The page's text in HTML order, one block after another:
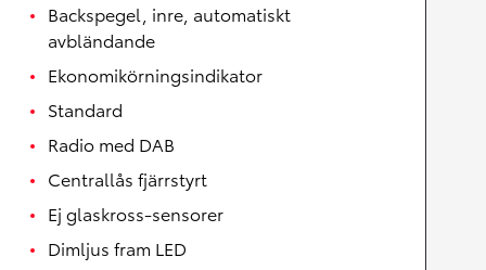
Backspegel, inre, automatiskt
avbländande
Ekonomikörningsindikator
Standard
Radio med DAB
Centrallås fjärrstyrt
Ej glaskross-sensorer
Dimljus fram LED